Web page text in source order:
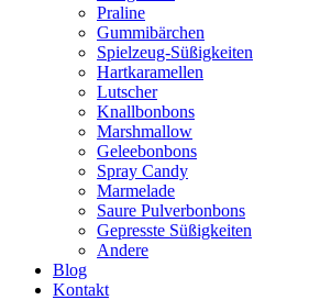
Praline
Gummibärchen
Spielzeug-Süßigkeiten
Hartkaramellen
Lutscher
Knallbonbons
Marshmallow
Geleebonbons
Spray Candy
Marmelade
Saure Pulverbonbons
Gepresste Süßigkeiten
Andere
Blog
Kontakt